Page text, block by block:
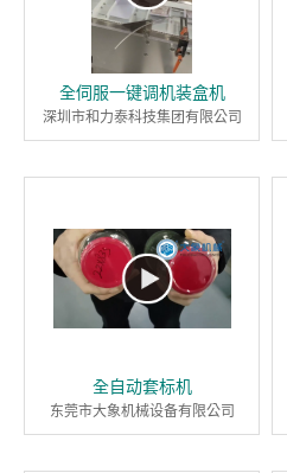
全伺服一键调机装盒机
深圳市和力泰科技集团有限公司
全自动套标机
东莞市大象机械设备有限公司